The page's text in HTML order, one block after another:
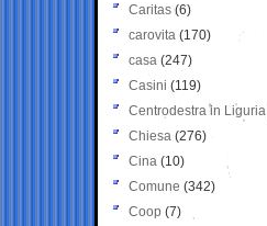
Caritas (6)
carovita (170)
casa (247)
Casini (119)
Centrodestra in Liguria
Chiesa (276)
Cina (10)
Comune (342)
Coop (7)